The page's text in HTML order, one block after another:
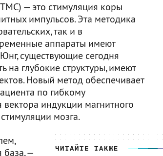
— это стимуляция коры
импульсов. Эта методика
так и в
аппараты имеют
существующие сегодня
на глубокие структуры, имеют
Новый метод обеспечивает
по гибкому
индукции магнитного
мозга.
ЧИТАЙТЕ ТАКЖЕ
база, —